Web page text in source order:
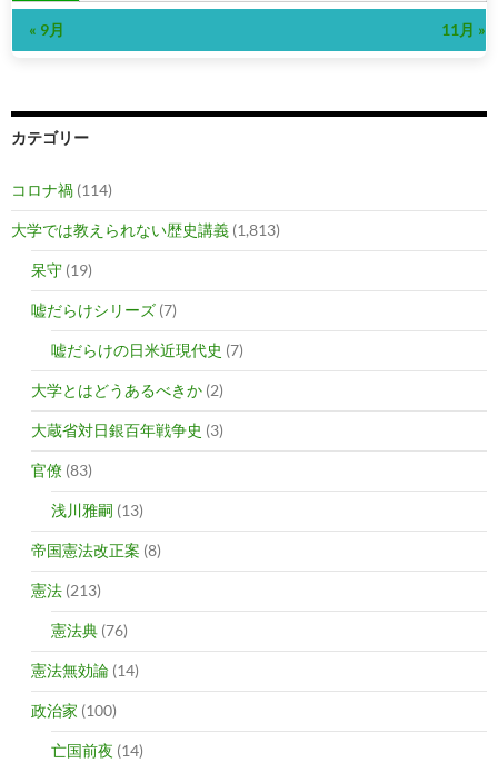
« 9月 11月 »
カテゴリー
コロナ禍 (114)
大学では教えられない歴史講義 (1,813)
呆守 (19)
嘘だらけシリーズ (7)
嘘だらけの日米近現代史 (7)
大学とはどうあるべきか (2)
大蔵省対日銀百年戦争史 (3)
官僚 (83)
浅川雅嗣 (13)
帝国憲法改正案 (8)
憲法 (213)
憲法典 (76)
憲法無効論 (14)
政治家 (100)
亡国前夜 (14)